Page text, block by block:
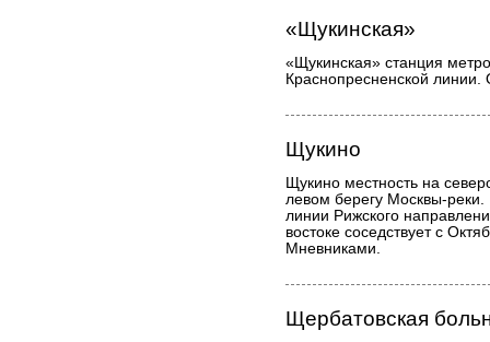
«Щукинская»
«Щукинская» станция
Краснопресненской линии.
Щукино
Щукино местность на
левом берегу Москвы-
линии Рижского
востоке соседствует с
Мневниками.
Щербатовская